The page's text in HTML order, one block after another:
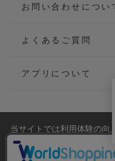
お問い合わせについ
よくあるご質問
アプリについて
会社概要
ご利用規約
当サイトでは利用体験の向
ラフィックの分析を目的
サイトの閲覧を継続され